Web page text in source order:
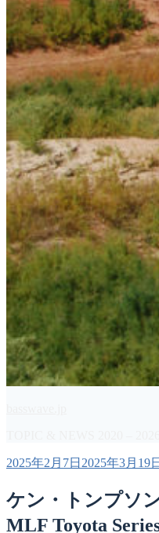
投
日:
2025年2月7日 2025年3月19日
ケン・トンプソ
MLF Toyota